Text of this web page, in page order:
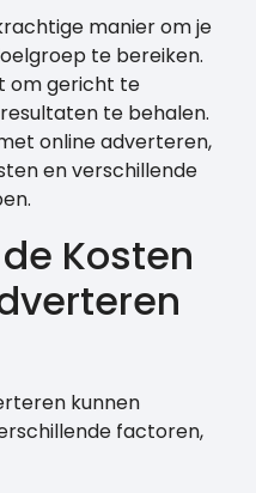
manier om je
te bereiken.
om gericht te
te behalen.
online adverteren,
en verschillende
Kosten
kunnen
factoren,